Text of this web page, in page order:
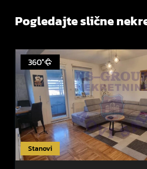
Pogledajte slične
Stanovi
360°